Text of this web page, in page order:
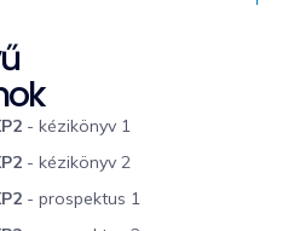
- kézikönyv 1
- kézikönyv 2
- prospektus 1